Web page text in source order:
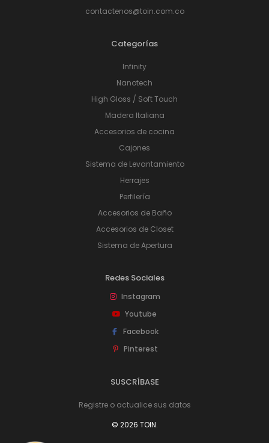
contactenos@toin.com.co
Categorías
Infinity
Nanotech
High Gloss / Soft Touch
Madera Italiana
Accesorios de cocina
Cajones
Sistema de Levantamiento
Herrajes
Perfilería
Accesorios de Baño
Accesorios de Closet
Sistema de Apertura
Redes Sociales
Instagram
Youtube
Facebook
Pinterest
SUSCRÍBASE
Registre o actualice sus datos
© 2026 TOIN.